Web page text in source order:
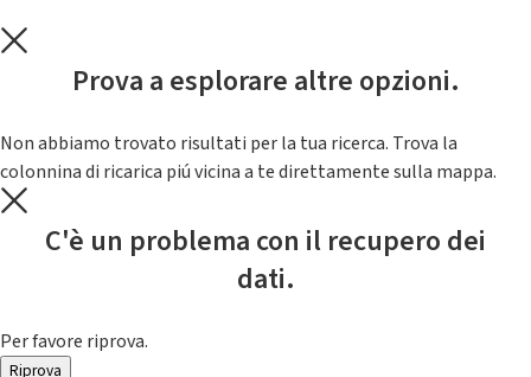
Prova a esplorare altre opzioni.
Non abbiamo trovato risultati per la tua ricerca. Trova la
colonnina di ricarica piú vicina a te direttamente sulla mappa.
C'è un problema con il recupero dei
dati.
Per favore riprova.
Riprova